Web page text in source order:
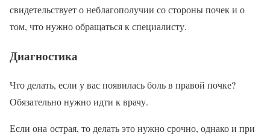
свидетельствует о неблагополучии со стороны почек и о
том, что нужно обращаться к специалисту.
Диагностика
Что делать, если у вас появилась боль в правой почке?
Обязательно нужно идти к врачу.
Если она острая, то делать это нужно срочно, однако и при